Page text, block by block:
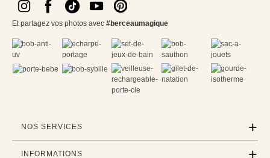
Et partagez vos photos avec #berceaumagique
NOS SERVICES
INFORMATIONS